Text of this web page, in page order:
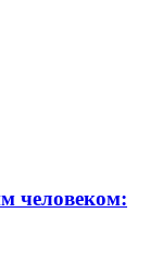
человеком: